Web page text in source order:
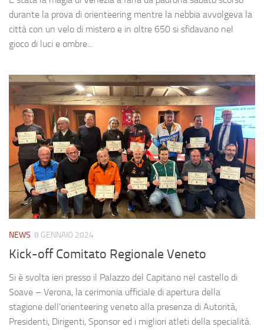
durante la prova di orienteering mentre la nebbia avvolgeva la
città con un velo di mistero e in oltre 650 si sfidavano nel
gioco di luci e ombre...
NEWS 8 GENNAIO 2024
Kick-off Comitato Regionale Veneto
Si è svolta ieri presso il Palazzo del Capitano nel castello di
Soave – Verona, la cerimonia ufficiale di apertura della
stagione dell’orienteering veneto alla presenza di Autorità,
Presidenti, Dirigenti, Sponsor ed i migliori atleti della specialità.